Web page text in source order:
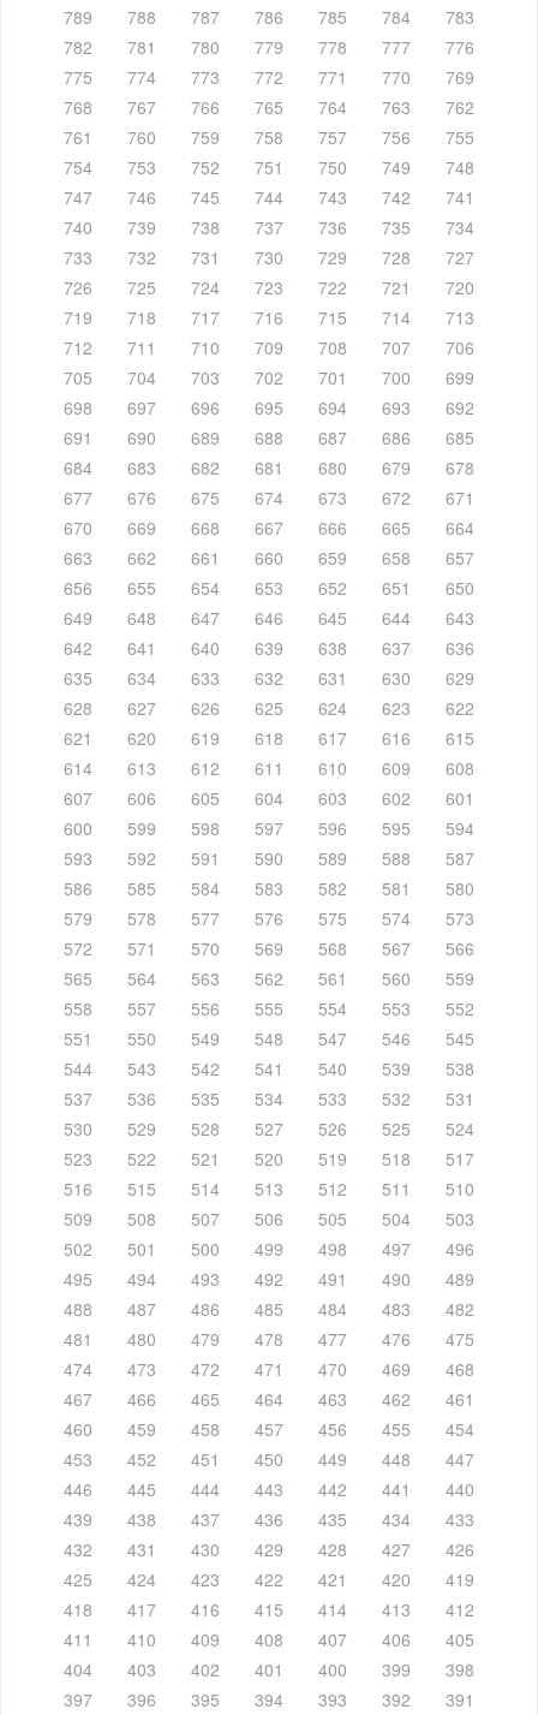
789 788 787 786 785 784
783
782
781 780 779 778 777
776
775
774 773 772 771 770
769
768
767 766 765 764 763
762
761
760 759 758 757 756
755
754
753 752 751 750 749
748
747
746 745 744 743 742
741
740
739 738 737 736 735
734
733
732 731 730 729 728
727
726
725 724 723 722 721
720
719
718 717 716 715 714
713
712
711 710 709 708 707
706
705
704 703 702 701 700
699
698
697 696 695 694 693
692
691
690 689 688 687 686
685
684
683 682 681 680 679
678
677
676 675 674 673 672
671
670
669 668 667 666 665
664
663
662 661 660 659 658
657
656
655 654 653 652 651
650
649
648 647 646 645 644
643
642
641 640 639 638 637
636
635
634 633 632 631 630
629
628
627 626 625 624 623
622
621
620 619 618 617 616
615
614
613 612 611 610 609
608
607
606 605 604 603 602
601
600
599 598 597 596 595
594
593
592 591 590 589 588
587
586
585 584 583 582 581
580
579
578 577 576 575 574
573
572
571 570 569 568 567
566
565
564 563 562 561 560
559
558
557 556 555 554 553
552
551
550 549 548 547 546
545
544
543 542 541 540 539
538
537
536 535 534 533 532
531
530
529 528 527 526 525
524
523
522 521 520 519 518
517
516
515 514 513 512 511
510
509
508 507 506 505 504
503
502
501 500 499 498 497
496
495
494 493 492 491 490
489
488
487 486 485 484 483
482
481
480 479 478 477 476
475
474
473 472 471 470 469
468
467
466 465 464 463 462
461
460
459 458 457 456 455
454
453
452 451 450 449 448
447
446
445 444 443 442 441
440
439
438 437 436 435 434
433
432
431 430 429 428 427
426
425
424 423 422 421 420
419
418
417 416 415 414 413
412
411
410 409 408 407 406
405
404
403 402 401 400 399
398
397
396 395 394 393 392
391